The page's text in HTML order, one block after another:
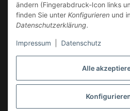
Alle
ändern (Fingerabdruck-Icon links
finden Sie unter Konfigurieren und
Datenschutzerklärung.
Impressum Datenschutz